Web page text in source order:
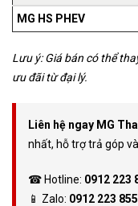
MG HS PHEV
Lưu ý: Giá bán có thể
ưu đãi từ đại lý.
Liên hệ ngay MG
nhất, hỗ trợ trả góp
☎ Hotline: 0912 223
📱 Zalo: 0912 223 855